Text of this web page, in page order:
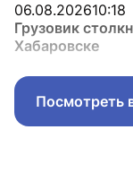
06.08.202610:18
Грузовик
Хабаровске
Посмотреть